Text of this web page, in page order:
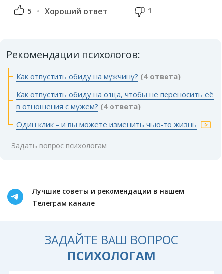
5 Хороший ответ 1
Рекомендации психологов:
Как отпустить обиду на мужчину? (4 ответа)
Как отпустить обиду на отца, чтобы не переносить её
в отношения с мужем? (4 ответа)
Один клик – и вы можете изменить чью-то жизнь
Задать вопрос психологам
Лучшие советы и рекомендации в нашем
Телеграм канале
ЗАДАЙТЕ ВАШ ВОПРОС
ПСИХОЛОГАМ